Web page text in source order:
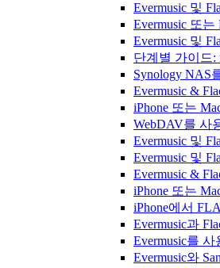
Evermusic 및
Evermusic 또
Evermusic 및
단계별 가이드:
Synology NAS
Evermusic &
iPhone 또는
WebDAV를 사
Evermusic 및
Evermusic 및
Evermusic &
iPhone 또는
iPhone에서
Evermusic과
Evermusic를
Evermusic와